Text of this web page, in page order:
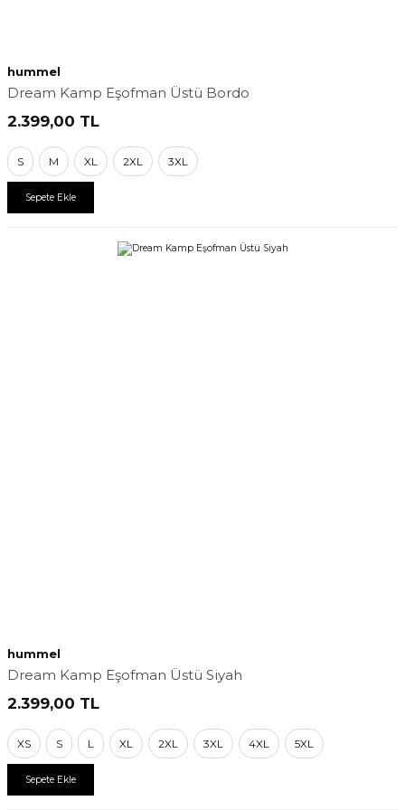
hummel
Dream Kamp Eşofman Üstü Bordo
2.399,00 TL
S M XL 2XL 3XL
Sepete Ekle
hummel
Dream Kamp Eşofman Üstü Siyah
2.399,00 TL
XS S L XL 2XL 3XL 4XL 5XL
Sepete Ekle